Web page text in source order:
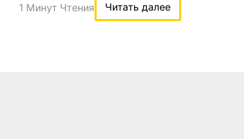
1 Минут Чтения Читать далее